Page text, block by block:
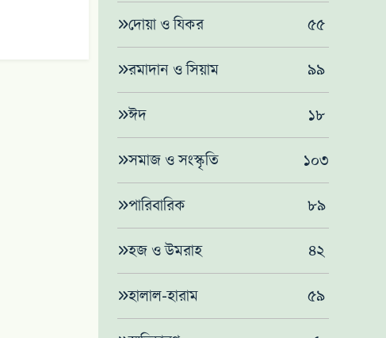
দোয়া ও যিকর ৫৫
রমাদান ও সিয়াম ৯৯
ঈদ ১৮
সমাজ ও সংস্কৃতি ১০৩
পারিবারিক ৮৯
হজ ও উমরাহ ৪২
হালাল-হারাম ৫৯